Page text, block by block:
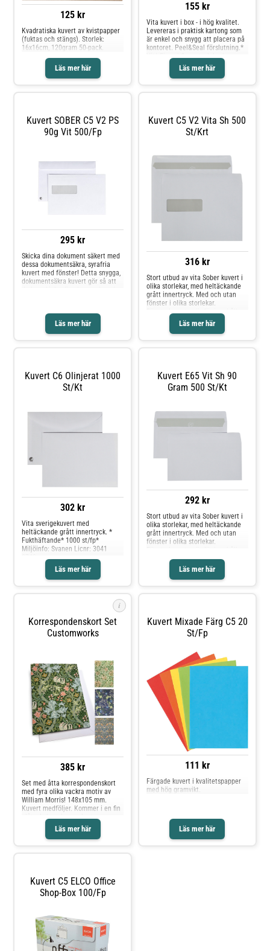
125 kr
Läs mer här
Kvadratiska kuvert av kvistpapper
(fuktas och stängs). Storlek:
16x16cm, 120gram 50-pack.
155 kr
Läs mer här
Vita kuvert i box - i hög kvalitet.
Levereras i praktisk kartong som
är enkel och snygg att placera på
kontoret. Peel&Seal förslutning.*
Vit* Finns i flera storlekar*
Levereras i olika antal* Miljöinfo:
FSC-certifierad
Kuvert SOBER C5 V2 PS
90g Vit 500/fp
295 kr
Läs mer här
Skicka dina dokument säkert med
dessa dokumentsäkra, syrafria
kuvert med fönster! Detta snygga,
dokumentsäkra kuvert gör så att
att det inte går att se igenom det.
Kuvertet är syrafritt! - Syrafritt -
Försluts med remsa - Fönster till
Kuvert C5 V2 Vita Sh 500
St/krt
316 kr
Läs mer här
Stort utbud av vita Sober kuvert i
olika storlekar, med heltäckande
grått innertryck. Med och utan
fönster i olika storlekar.
Fönsterkuverten är för innehåll
som är färdigt adresserat,
praktiskt och enkelt.* Vit* Finns i
flera storlekar* Självhäftande*
Kuvert C6 Olinjerat 1000
St/kt
302 kr
Läs mer här
Vita sverigekuvert med
heltäckande grått innertryck. *
Fukthäftande* 1000 st/fp*
Miljöinfo: Svanen Licnr: 3041
Kuvert E65 Vit Sh 90
Gram 500 St/kt
292 kr
Läs mer här
Stort utbud av vita Sober kuvert i
olika storlekar, med heltäckande
grått innertryck. Med och utan
fönster i olika storlekar.
som är färdigt adresserat,
praktiskt och enkelt.* Vit* Finns i
flera storlekar* Självhäftande*
i
Korrespondenskort Set
Customworks
385 kr
Läs mer här
Set med åtta korrespondenskort
med fyra olika vackra motiv av
William Morris! 148x105 mm.
Kuvert medföljer. Kommer i en fin
Name: Customworks España S.L
Legal manufacturer Adress:
C/Monterrey 7, Pol. Ind. San Luis
manufacturer e-mail:
sales@customworks.co.uk
Kuvert Mixade Färg C5 20
St/fp
111 kr
Läs mer här
Färgade kuvert i kvalitetspapper
med hög gramvikt.
Kuvert C5 ELCO Office
Shop-Box 100/fp